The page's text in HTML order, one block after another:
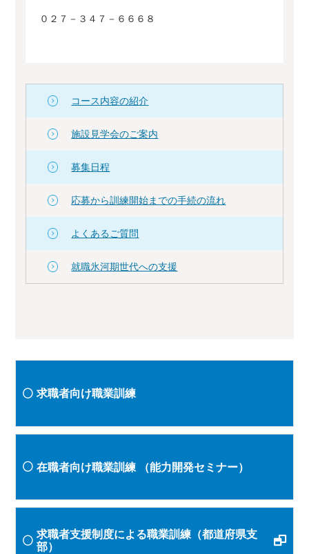
０２７－３４７－６６６８
コース内容の紹介
施設見学会のご案内
募集日程
応募から訓練開始までの手続の流れ
よくあるご質問
就職氷河期世代への支援
求職者向け職業訓練
在職者向け職業訓練 （能力開発セミナー）
求職者支援制度による職業訓練（都道府県支
部）